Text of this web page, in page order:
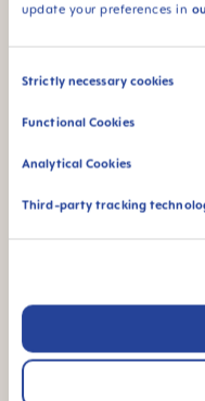
update your preferences in
Consent
Strictly necessary cookies
Functional Cookies
Analytical Cookies
Third-party tracking
BPA & BPS FREE
og BPS.